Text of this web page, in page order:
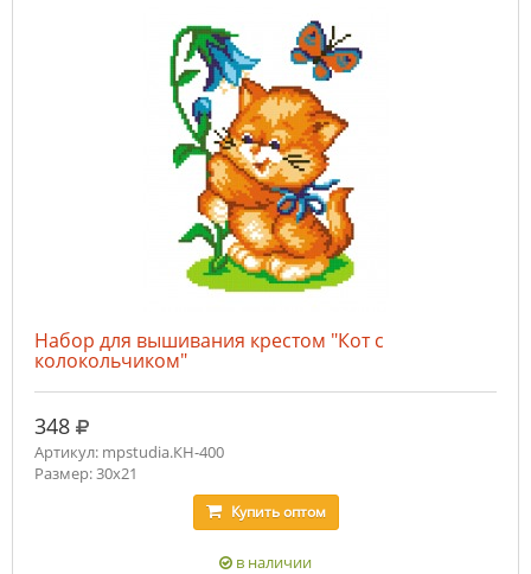
Набор для вышивания крестом "Кот с
колокольчиком"
348 руб.
Артикул: mpstudia.КН-400
Размер: 30x21
Купитьоптом
в наличии